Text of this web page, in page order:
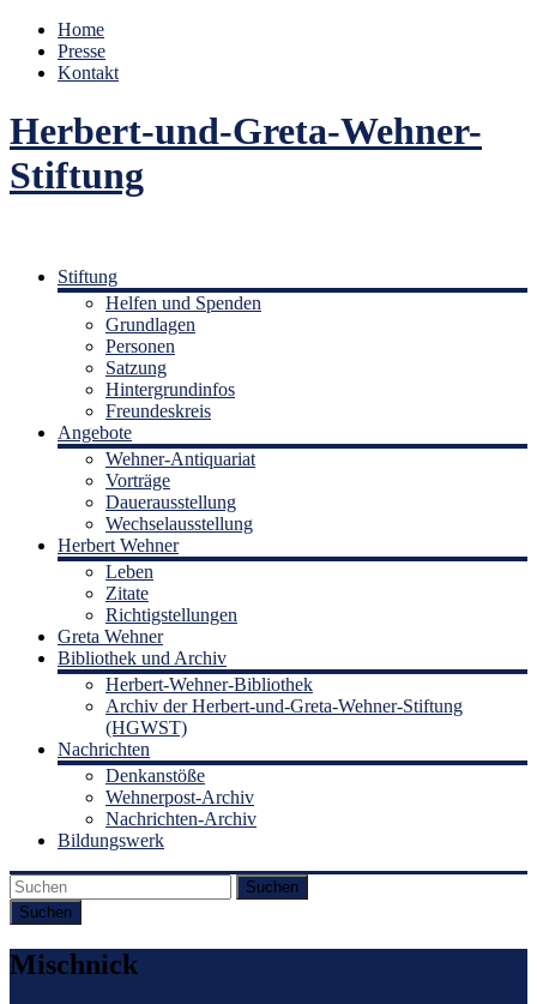
Home
Presse
Kontakt
Herbert-und-Greta-Wehner-
Stiftung
Stiftung
Helfen und Spenden
Grundlagen
Personen
Satzung
Hintergrundinfos
Freundeskreis
Angebote
Wehner-Antiquariat
Vorträge
Dauerausstellung
Wechselausstellung
Herbert Wehner
Leben
Zitate
Richtigstellungen
Greta Wehner
Bibliothek und Archiv
Herbert-Wehner-Bibliothek
Archiv der Herbert-und-Greta-Wehner-Stiftung
(HGWST)
Nachrichten
Denkanstöße
Wehnerpost-Archiv
Nachrichten-Archiv
Bildungswerk
Suchen
Mischnick